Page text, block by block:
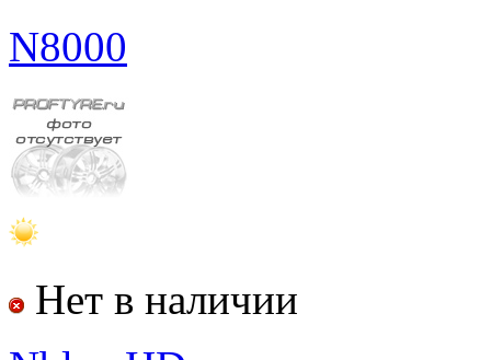
N8000
Нет в наличии